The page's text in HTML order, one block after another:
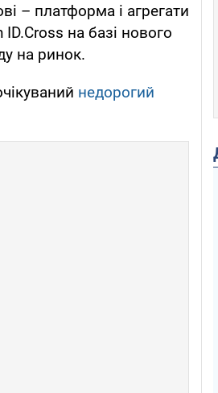
– платформа і агрегати
на базі нового
на ринок.
недорогий